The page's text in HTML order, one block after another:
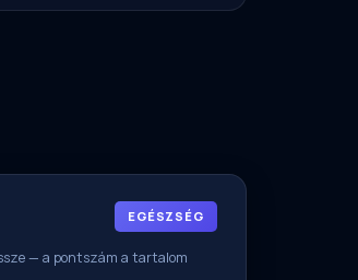
EGÉSZSÉG
— a pontszám a tartalom